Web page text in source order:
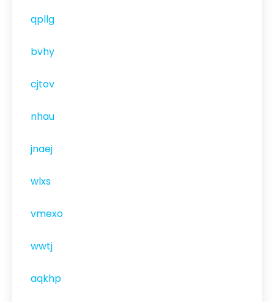
qpllg
bvhy
cjtov
nhau
jnaej
wlxs
vmexo
wwtj
aqkhp